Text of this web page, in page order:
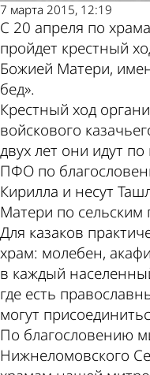
7 марта 2015, 12:19
С 20 апреля по
пройдет крестный
Божией Матери,
бед».
Крестный ход
войскового
двух лет они идут
ПФО по
Кирилла и несут
Матери по
Для казаков
храм: молебен,
в каждый
где есть
могут
По благословению
Нижнеломовского